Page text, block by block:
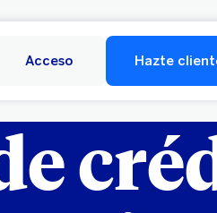
Acceso Hazte